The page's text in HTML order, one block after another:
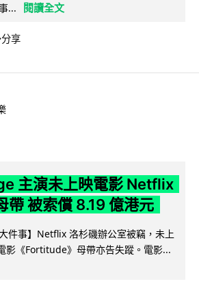
...
閱讀全文
分享
主演未上映電影 Netflix
帶 被索償 8.19 億港元
件事】Netflix 洛杉磯辦公室被竊，未上
影《Fortitude》母帶亦告失蹤。電影...